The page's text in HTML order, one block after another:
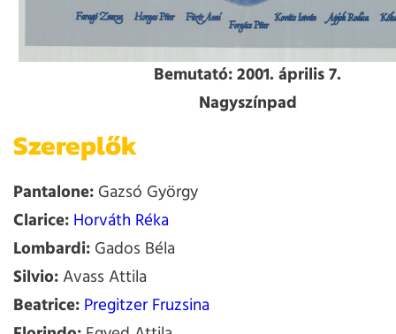
Bemutató: 2001. április 7.
Nagyszínpad
Szereplők
Pantalone:Gazsó György
Clarice:Horváth Réka
Lombardi:Gados Béla
Silvio:Avass Attila
Beatrice:Pregitzer Fruzsina